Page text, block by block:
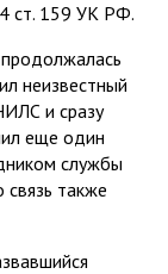
ст. 159 УК РФ.
неизвестный
и сразу
еще один
службы
связь также